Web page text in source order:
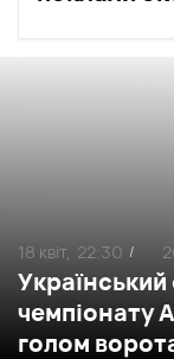
Український
чемпіонату
голом
18 квіт, 22:30 /